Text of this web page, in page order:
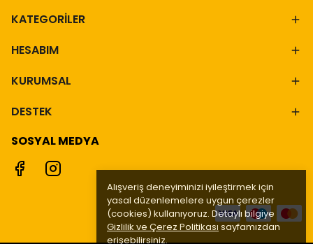
Alışveriş deneyiminizi iyileştirmek için
yasal düzenlemelere uygun çerezler
(cookies) kullanıyoruz. Detaylı bilgiye
Gizlilik ve Çerez Politikası sayfamızdan
erişebilirsiniz.
KATEGORİLER
HESABIM
KURUMSAL
DESTEK
SOSYAL MEDYA